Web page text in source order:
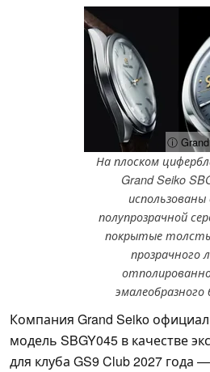
ⓘ Grand
На плоском
Grand Seiko
использованы
полупрозрачной
покрытые
прозрачного
эмалеобразного
Компания Grand Seiko
модель SBGY045 в качестве
для клуба GS9 Club 2027 года